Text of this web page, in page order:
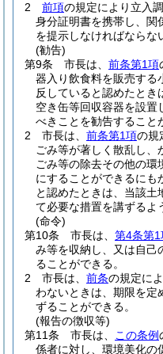
2
前項の規定により立入
身分証明書を携帯し、関
を提示しなければならな
(勧告)
第9条
市長は、 前条第1項
器入り飲食料を販売する
反していると認めたとき
空き缶等回収容器を設置
べきことを勧告すること
2
市長は、 前条第1項の規
ごみ等が著しく散乱し
ごみ等の除去その他の環
にすることができるにも
と認めたときは、当該土
て必要な措置を講ずるよ
(命令)
第10条
市長は、 第4条第1
み等を収納し、又は自己
ることができる。
2
市長は、 前条の規定に
わないときは、期限を定
ずることができる。
(報告の徴収等)
第11条
市長は、 この条例
係者に対し、環境美化の